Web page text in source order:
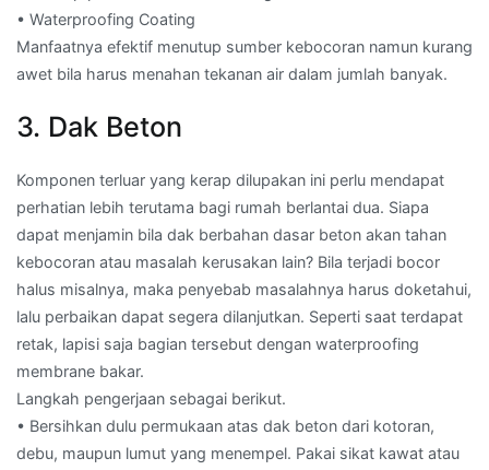
• Waterproofing Coating
Manfaatnya efektif menutup sumber kebocoran namun kurang
awet bila harus menahan tekanan air dalam jumlah banyak.
3. Dak Beton
Komponen terluar yang kerap dilupakan ini perlu mendapat
perhatian lebih terutama bagi rumah berlantai dua. Siapa
dapat menjamin bila dak berbahan dasar beton akan tahan
kebocoran atau masalah kerusakan lain? Bila terjadi bocor
halus misalnya, maka penyebab masalahnya harus doketahui,
lalu perbaikan dapat segera dilanjutkan. Seperti saat terdapat
retak, lapisi saja bagian tersebut dengan waterproofing
membrane bakar.
Langkah pengerjaan sebagai berikut.
• Bersihkan dulu permukaan atas dak beton dari kotoran,
debu, maupun lumut yang menempel. Pakai sikat kawat atau